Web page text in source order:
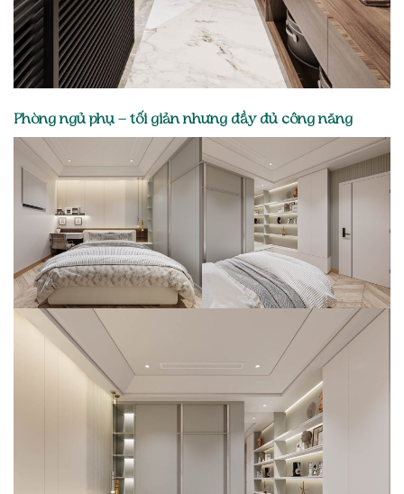
Phòng ngủ phụ – tối giản nhưng đầy đủ công năng